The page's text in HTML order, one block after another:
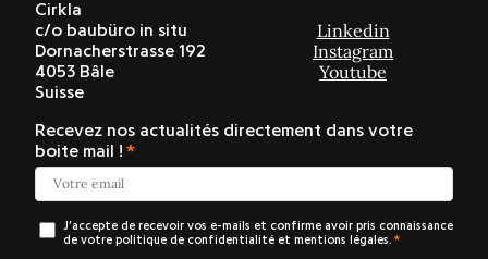
Cirkla
c/o baubüro in situ
Dornacherstrasse 192
4053 Bâle
Suisse
Linkedin
Instagram
Youtube
Recevez nos actualités directement dans votre
boite mail !
J’accepte de recevoir vos e-mails et confirme avoir pris connaissance
de votre politique de confidentialité et mentions légales.